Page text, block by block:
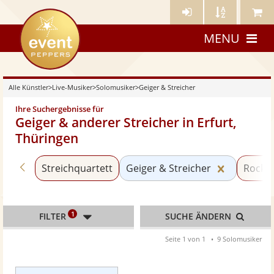
Künstler- Künstler Meine
eventpeppers
MENU
Alle Künstler>Live-Musiker>Solomusiker>Geiger & Streicher
Ihre Suchergebnisse für
Geiger & anderer Streicher in Erfurt,
Thüringen
Zurück zu «Solomusiker»
Streichquartett Geiger & Streicher Rock
FILTER 1 SUCHE ÄNDERN
Seite 1 von 1 9 Solomusiker